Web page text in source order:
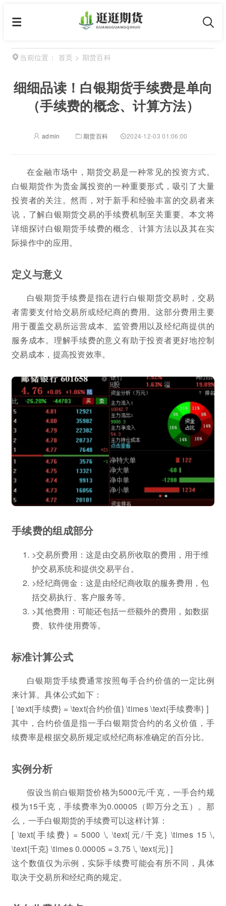
当前位置： 首页 > 期货百科
细细品读！白银期货手续费是单向
（手续费的概念、计算方法）
admin 期货百科 2024-12-03 01:06:00
在金融市场中，期货交易是一种常见的投资方式。
白银期货作为贵金属投资的一种重要形式，吸引了大量
投资者的关注。然而，对于新手和经验丰富的交易者来
说，了解白银期货交易的手续费机制至关重要。本文将
详细探讨白银期货手续费的概念、计算方法以及其在实
际操作中的应用。
定义与意义
白银期货手续费是指在进行白银期货交易时，交易
者需要支付给交易所或经纪商的费用。这部分费用主要
用于覆盖交易所运营成本、监管费用以及经纪商提供的
服务成本。理解手续费的意义有助于投资者更好地控制
交易成本，提高投资效率。
手续费的组成部分
>交易所费用：这是由交易所收取的费用，用于维
护交易系统和提供交易平台。
>经纪商佣金：这是由经纪商收取的服务费用，包
括交易执行、客户服务等。
>其他费用：可能还包括一些额外的费用，如数据
费、软件使用费等。
标准计算公式
白银期货手续费通常按照每手合约价值的一定比例
来计算。具体公式如下：
[ \text{手续费} = \text{合约价值} \times \text{手续费率} ]
其中，合约价值是指一手白银期货合约的名义价值，手
续费率是根据交易所规定或经纪商标准确定的百分比。
实例分析
假设当前白银期货价格为5000元/千克，一手合约规
模为15千克，手续费率为0.00005（即万分之五）。那
么，一手白银期货的手续费可以这样计算：
[ \text{手续费} = 5000 \, \text{元/千克} \times 15 \,
\text{千克} \times 0.00005 = 3.75 \, \text{元} ]
这个数值仅为示例，实际手续费可能会有所不同，具体
取决于交易所和经纪商的规定。